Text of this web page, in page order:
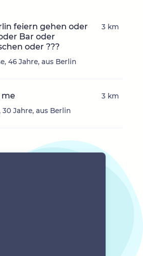
feiern gehen oder
Bar oder
oder ???
46 Jahre, aus Berlin
3 km
me
30 Jahre, aus Berlin
3 km